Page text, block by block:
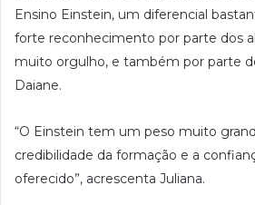
Ensino Einstein, um diferencial
forte reconhecimento por parte dos
muito orgulho, e também por parte
Daiane.
“O Einstein tem um peso muito
credibilidade da formação e a
oferecido”, acrescenta Juliana.